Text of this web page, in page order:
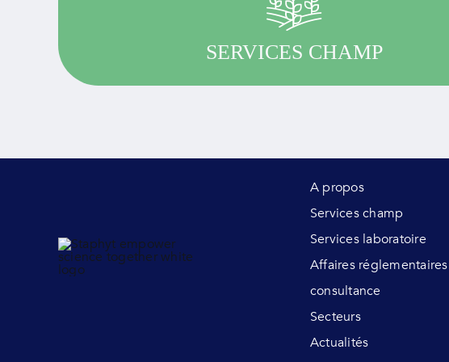
SERVICES CHAMP
recherche agronomique.
EN SAVOIR PLUS
A propos
Services champ
Services laboratoire
Affaires
consultance
Secteurs
Actualités